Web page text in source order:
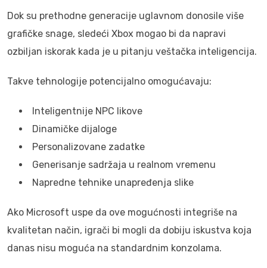
Dok su prethodne generacije uglavnom donosile više
grafičke snage, sledeći Xbox mogao bi da napravi
ozbiljan iskorak kada je u pitanju veštačka inteligencija.
Takve tehnologije potencijalno omogućavaju:
Inteligentnije NPC likove
Dinamičke dijaloge
Personalizovane zadatke
Generisanje sadržaja u realnom vremenu
Napredne tehnike unapređenja slike
Ako Microsoft uspe da ove mogućnosti integriše na
kvalitetan način, igrači bi mogli da dobiju iskustva koja
danas nisu moguća na standardnim konzolama.